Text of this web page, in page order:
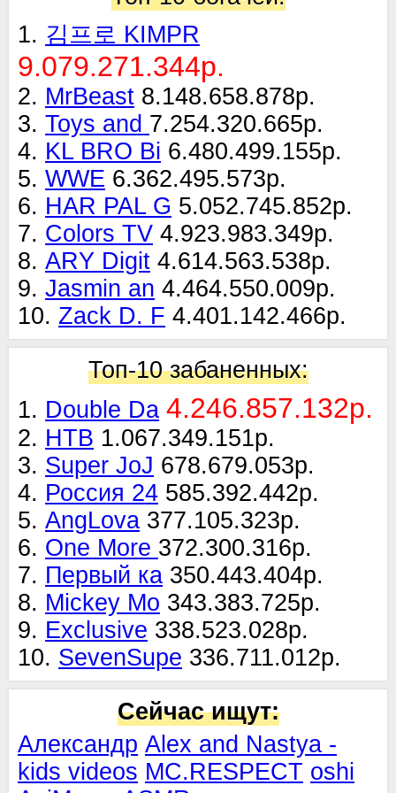
1. 김프로 KIMPR
9.079.271.344р.
2. MrBeast 8.148.658.878р.
3. Toys and 7.254.320.665р.
4. KL BRO Bi 6.480.499.155р.
5. WWE 6.362.495.573р.
6. HAR PAL G 5.052.745.852р.
7. Colors TV 4.923.983.349р.
8. ARY Digit 4.614.563.538р.
9. Jasmin an 4.464.550.009р.
10. Zack D. F 4.401.142.466р.
Топ-10 забаненных:
1. Double Da 4.246.857.132р.
2. НТВ 1.067.349.151р.
3. Super JoJ 678.679.053р.
4. Россия 24 585.392.442р.
5. AngLova 377.105.323р.
6. One More 372.300.316р.
7. Первый ка 350.443.404р.
8. Mickey Mo 343.383.725р.
9. Exclusive 338.523.028р.
10. SevenSupe 336.711.012р.
Сейчас ищут:
Александр Alex and Nastya -
kids videos MC.RESPECT oshi